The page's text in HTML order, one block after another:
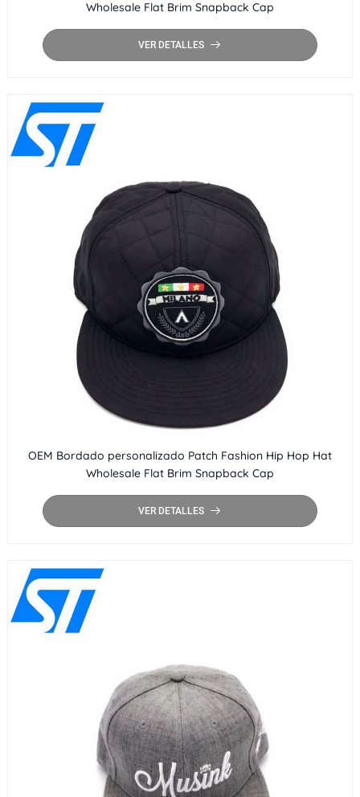
Wholesale Flat Brim Snapback Cap
VER DETALLES
OEM Bordado personalizado Patch Fashion Hip Hop Hat
Wholesale Flat Brim Snapback Cap
VER DETALLES